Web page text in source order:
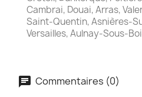
Cambrai, Douai, Arras,
Saint-Quentin, Asnières-
Versailles, Aulnay-Sous-
Commentaires (0)